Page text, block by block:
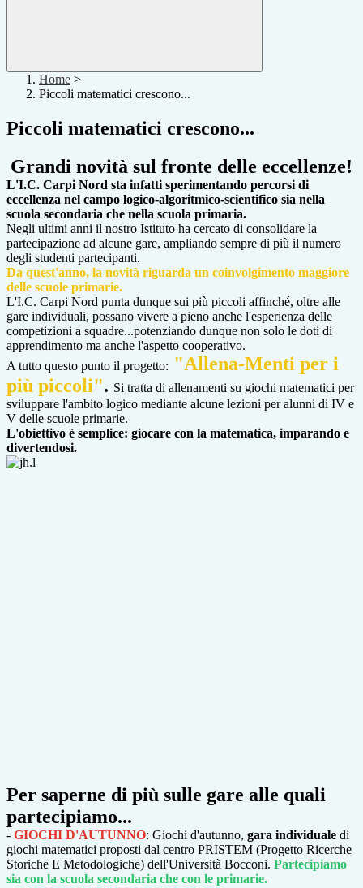
Home >
Piccoli matematici crescono...
Piccoli matematici crescono...
Grandi novità sul fronte delle eccellenze!
L'I.C. Carpi Nord sta infatti sperimentando percorsi di
eccellenza nel campo logico-algoritmico-scientifico sia nella
scuola secondaria che nella scuola primaria.
Negli ultimi anni il nostro Istituto ha cercato di consolidare la
partecipazione ad alcune gare, ampliando sempre di più il numero
degli studenti partecipanti.
Da quest'anno, la novità riguarda un coinvolgimento maggiore
delle scuole primarie.
L'I.C. Carpi Nord punta dunque sui più piccoli affinché, oltre alle
gare individuali, possano vivere a pieno anche l'esperienza delle
competizioni a squadre...potenziando dunque non solo le doti di
apprendimento ma anche l'aspetto cooperativo.
A tutto questo punto il progetto: "Allena-Menti per i
più piccoli". Si tratta di allenamenti su giochi matematici per
sviluppare l'ambito logico mediante alcune lezioni per alunni di IV e
V delle scuole primarie.
L'obiettivo è semplice: giocare con la matematica, imparando e
divertendosi.
Per saperne di più sulle gare alle quali
partecipiamo...
- GIOCHI D'AUTUNNO: Giochi d'autunno, gara individuale di
giochi matematici proposti dal centro PRISTEM (Progetto Ricerche
Storiche E Metodologiche) dell'Università Bocconi. Partecipiamo
sia con la scuola secondaria che con le primarie.